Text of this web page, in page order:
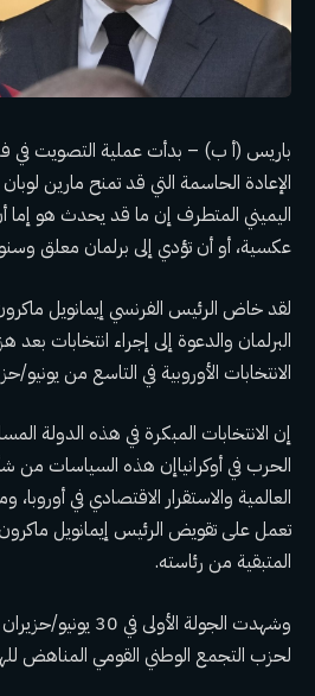
باريس (أ ب) – بدأت عملية التصويت في
الإعادة الحاسمة التي قد تمنح مارين لوبان
اليميني المتطرف إن ما قد يحدث هو إما
عكسية، أو أن تؤدي إلى برلمان معلق
لقد خاض الرئيس الفرنسي إيمانويل
البرلمان والدعوة إلى إجراء انتخابات بعد
الانتخابات الأوروبية في التاسع من يونيو/
إن الانتخابات المبكرة في هذه الدولة
الحرب في أوكرانياإن هذه السياسات من
العالمية والاستقرار الاقتصادي في
تعمل على تقويض الرئيس إيمانويل
المتبقية من رئاسته.
وشهدت الجولة
لحزب التجمع الوطني القومي المناهض